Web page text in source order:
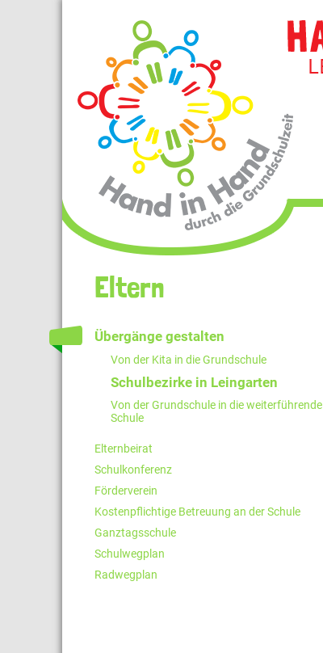
Navigation
überspringen
Eltern
Übergänge gestalten
Von der Kita in die Grundschule
Schulbezirke in Leingarten
Von der Grundschule in die weiterführende
Schule
Elternbeirat
Schulkonferenz
Förderverein
Kostenpflichtige Betreuung an der Schule
Ganztagsschule
Schulwegplan
Radwegplan